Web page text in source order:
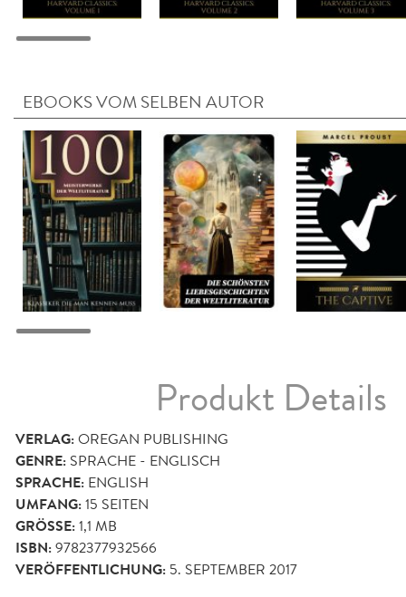
EBOOKS VOM SELBEN AUTOR
Produkt Details
VERLAG:OREGAN PUBLISHING
GENRE: SPRACHE - ENGLISCH
SPRACHE: ENGLISH
UMFANG:15 SEITEN
GRÖSSE: 1,1 MB
ISBN:9782377932566
VERÖFFENTLICHUNG: 5. SEPTEMBER 2017